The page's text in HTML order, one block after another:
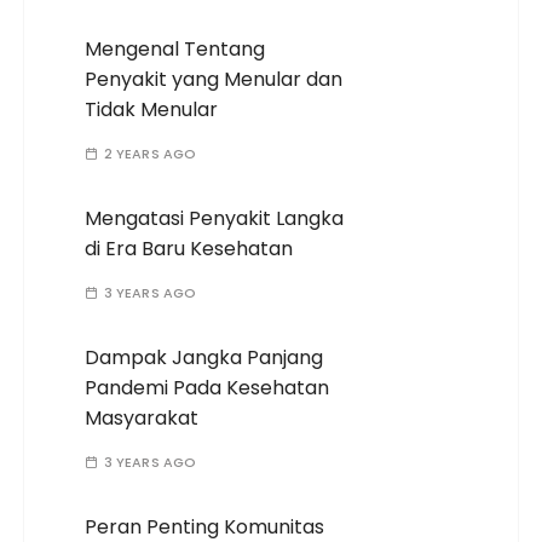
Mengenal Tentang
Penyakit yang Menular dan
Tidak Menular
2 YEARS AGO
Mengatasi Penyakit Langka
di Era Baru Kesehatan
3 YEARS AGO
Dampak Jangka Panjang
Pandemi Pada Kesehatan
Masyarakat
3 YEARS AGO
Peran Penting Komunitas